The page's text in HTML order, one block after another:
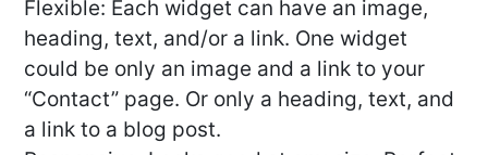
Flexible: Each widget can have an image,
heading, text, and/or a link. One widget
could be only an image and a link to your
“Contact” page. Or only a heading, text, and
a link to a blog post.